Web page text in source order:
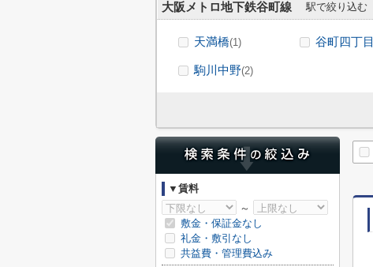
大阪メトロ地下鉄谷町線 駅で絞り込む
天満橋(1) 谷町四丁目
駒川中野(2)
▼賃料
～
敷金・保証金なし
礼金・敷引なし
共益費・管理費込み